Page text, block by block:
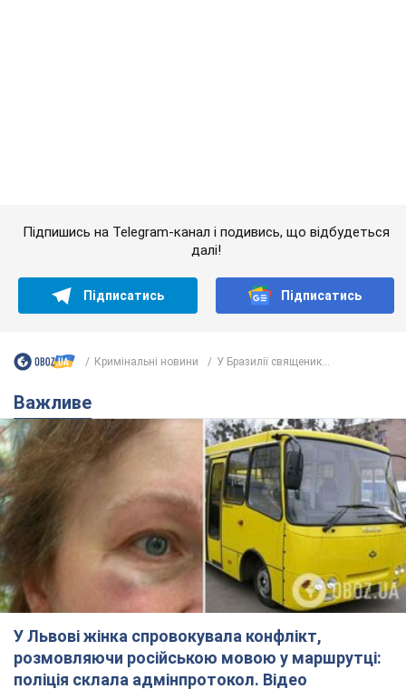
Підпишись на Telegram-канал і подивись, що відбудеться
далі!
Підписатись Підписатись
Кримінальні новини У Бразилії священик...
Важливе
У Львові жінка спровокувала конфлікт,
розмовляючи російською мовою у маршрутці:
поліція склала адмінпротокол. Відео